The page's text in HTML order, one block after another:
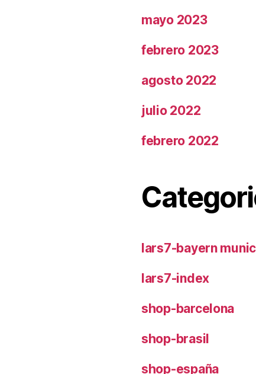
mayo 2023
febrero 2023
agosto 2022
julio 2022
febrero 2022
lars7-bayern
lars7-index
shop-barcelona
shop-brasil
shop-españa